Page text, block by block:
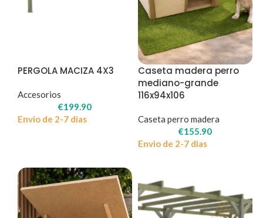
PERGOLA MACIZA 4X3
Accesorios
€199.90
Envio de 2-7 dias
Caseta madera perro
mediano-grande
116x94x106
Caseta perro madera
€155.90
Envio de 2-7 dias